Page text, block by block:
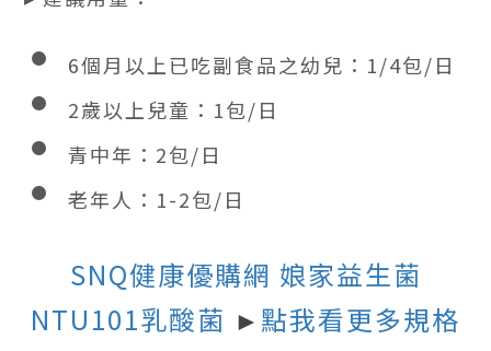
6個月以上已吃副食品之幼兒：1/4包/日
2歲以上兒童：1包/日
青中年：2包/日
老年人：1-2包/日
SNQ健康優購網 娘家益生菌
NTU101乳酸菌 ► 點我看更多規格